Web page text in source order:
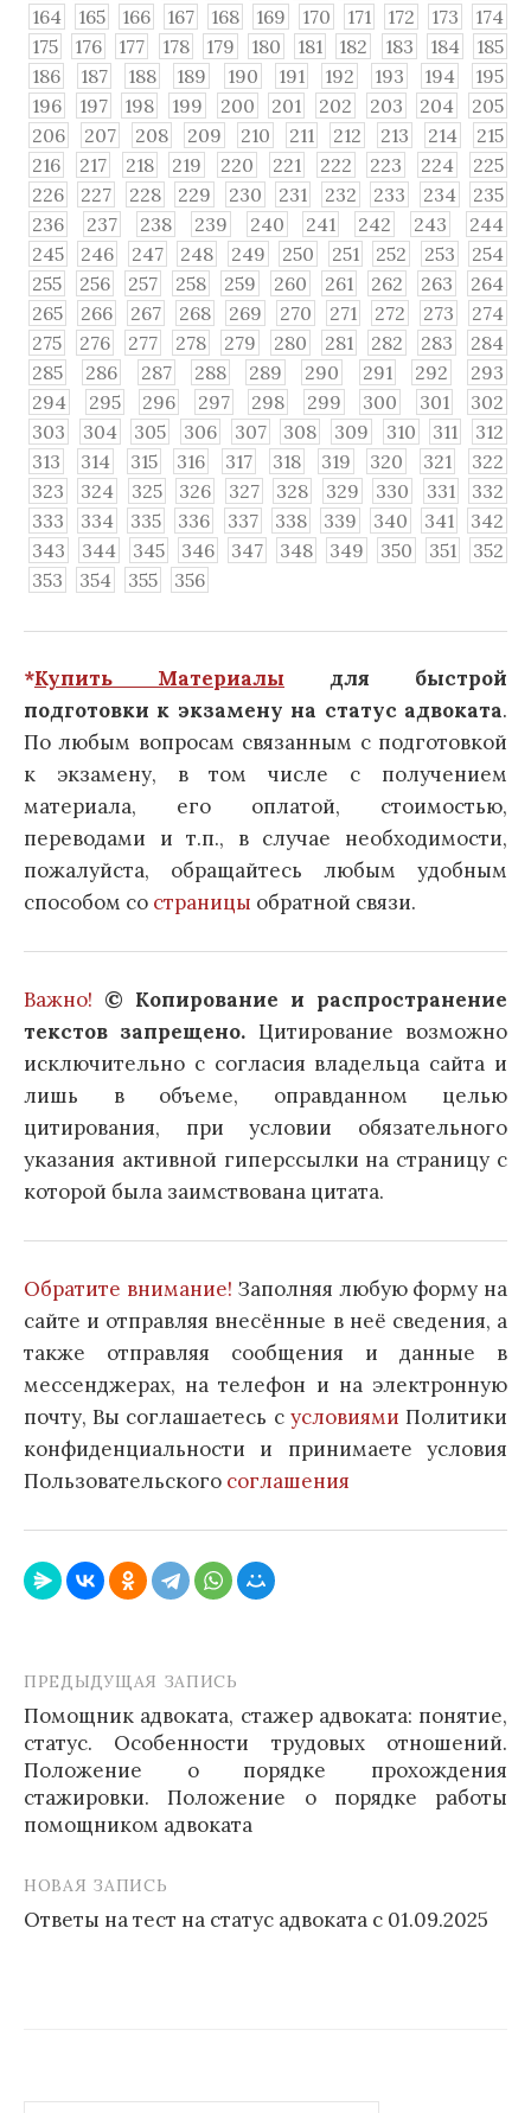
164
165 166 167 168 169 170 171 172 173
174
175
176 177 178 179 180 181 182 183 184
185
186
187 188 189 190 191 192 193 194
195
196
197 198 199 200 201 202 203 204
205
206
207 208 209 210 211 212 213 214
215
216
217 218 219 220 221 222 223 224
225
226
227 228 229 230 231 232 233 234
235
236
237 238 239 240 241 242 243
244
245
246 247 248 249 250 251 252 253
254
255
256 257 258 259 260 261 262 263
264
265
266 267 268 269 270 271 272 273
274
275
276 277 278 279 280 281 282 283
284
285
286 287 288 289 290 291 292
293
294
295 296 297 298 299 300 301
302
303
304 305 306 307 308 309 310 311
312
313
314 315 316 317 318 319 320 321
322
323
324 325 326 327 328 329 330 331
332
333
334 335 336 337 338 339 340 341
342
343
344 345 346 347 348 349 350 351
352
353
354 355 356
*Купить Материалы для быстрой
подготовки к экзамену на статус адвоката.
По любым вопросам связанным с подготовкой
к экзамену, в том числе с получением
материала, его оплатой, стоимостью,
переводами и т.п., в случае необходимости,
пожалуйста, обращайтесь любым удобным
способом со страницы обратной связи.
Важно! © Копирование и распространение
текстов запрещено. Цитирование возможно
исключительно с согласия владельца сайта и
лишь в объеме, оправданном целью
цитирования, при условии обязательного
указания активной гиперссылки на страницу с
которой была заимствована цитата.
Обратите внимание! Заполняя любую форму на
сайте и отправляя внесённые в неё сведения, а
также отправляя сообщения и данные в
мессенджерах, на телефон и на электронную
почту, Вы соглашаетесь с условиями Политики
конфиденциальности и принимаете условия
Пользовательского соглашения
Навигация
по
записям
ПРЕДЫДУЩАЯ ЗАПИСЬ
Помощник адвоката, стажер адвоката: понятие,
статус. Особенности трудовых отношений.
Положение о порядке прохождения
стажировки. Положение о порядке работы
помощником адвоката
НОВАЯ ЗАПИСЬ
Ответы на тест на статус адвоката с 01.09.2025